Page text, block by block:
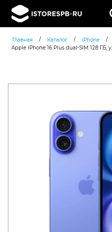
Поиск
товаров
Главная / Каталог / iPhone /
Apple iPhone 16 Plus dual-SIM 128 ГБ,
Согласен